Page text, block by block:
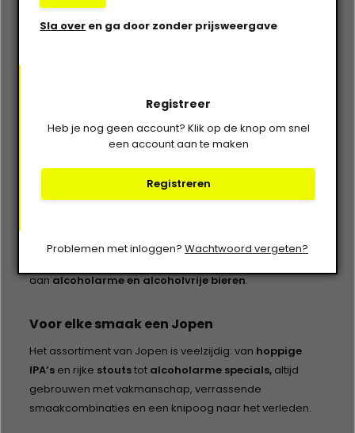
Sla over en ga door zonder prijsweergave
Registreer
Heb je nog geen account? Klik op de knop om snel
een account aan te maken
Registreren
Problemen met inloggen? Wachtwoord vergeten?
omgebouwde
Jacobskerk
, een unieke locatie waar
kunnen produceren zonder in te leveren op kwaliteit of
Jopen combineert traditie met vernieuwing. De brouwerij
is toegewijd aanduurzaamheiden werkt actief samen
ontwikkelen. Ook stimuleert Jopen een
gezonde
aanalcoholarme en alcoholvrije bieren.
Voor elke smaak een Jopen
Het assortiment van Jopen is veelzijdig: van hoppige
IPA’s en rijke stoutstot alcoholarme specials, altijd
gebrouwen met vakmanschap, verrassende
smaakcombinaties en een knipoog naar het verleden.